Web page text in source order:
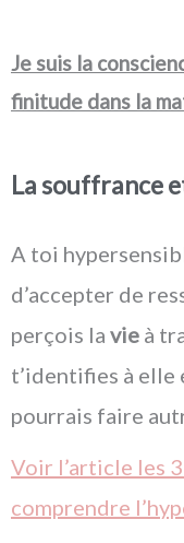
Je suis la
finitude dans la
La souffrance
A toi
d’accepter de
perçois la vie à
t’identifies à elle
pourrais faire
Voir l’article les
comprendre